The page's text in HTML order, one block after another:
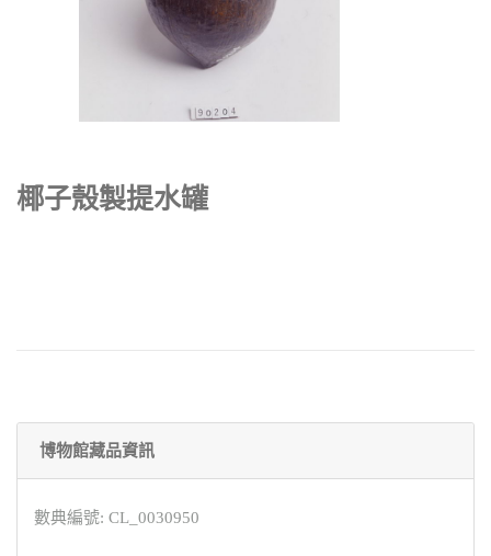
椰子殼製提水罐
博物館藏品資訊
數典編號: CL_0030950